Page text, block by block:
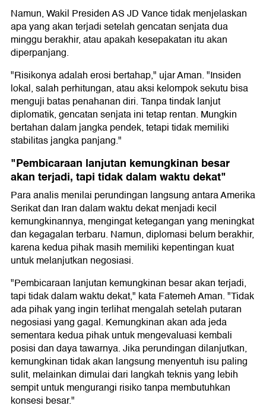
Namun, Wakil Presiden AS JD Vance tidak menjelaskan
apa yang akan terjadi setelah gencatan senjata dua
minggu berakhir, atau apakah kesepakatan itu akan
diperpanjang.
"Risikonya adalah erosi bertahap," ujar Aman. "Insiden
lokal, salah perhitungan, atau aksi kelompok sekutu bisa
menguji batas penahanan diri. Tanpa tindak lanjut
diplomatik, gencatan senjata ini tetap rentan. Mungkin
bertahan dalam jangka pendek, tetapi tidak memiliki
stabilitas jangka panjang."
"Pembicaraan lanjutan kemungkinan besar
akan terjadi, tapi tidak dalam waktu dekat"
Para analis menilai perundingan langsung antara Amerika
Serikat dan Iran dalam waktu dekat menjadi kecil
kemungkinannya, mengingat ketegangan yang meningkat
dan kegagalan terbaru. Namun, diplomasi belum berakhir,
karena kedua pihak masih memiliki kepentingan kuat
untuk melanjutkan negosiasi.
"Pembicaraan lanjutan kemungkinan besar akan terjadi,
tapi tidak dalam waktu dekat," kata Fatemeh Aman. "Tidak
ada pihak yang ingin terlihat mengalah setelah putaran
negosiasi yang gagal. Kemungkinan akan ada jeda
sementara kedua pihak untuk mengevaluasi kembali
posisi dan daya tawarnya. Jika perundingan dilanjutkan,
kemungkinan tidak akan langsung menyentuh isu paling
sulit, melainkan dimulai dari langkah teknis yang lebih
sempit untuk mengurangi risiko tanpa membutuhkan
konsesi besar."